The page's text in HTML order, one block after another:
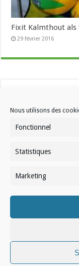
Nous utilisons des
Fonctionnel
Statistiques
Marketing
Fixit Kalmthout als
29 février 2016
Contactez-nous